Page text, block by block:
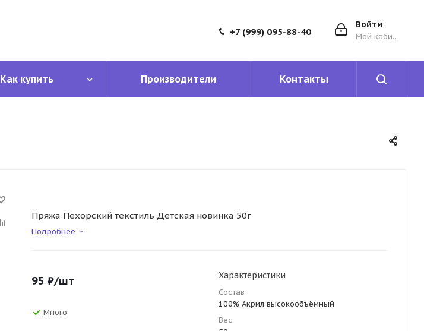
Войти
Мой кабинет
+7 (999) 095-88-40
Как купить Производители Контакты
Пряжа Пехорский текстиль Детская новинка 50г
Подробнее
95 ₽/шт
Много
Характеристики
Состав
100% Акрил высокообъёмный
Вес